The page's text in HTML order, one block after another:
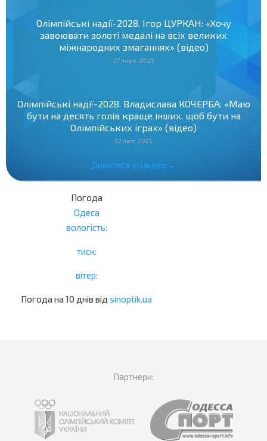
Олімпійські надії-2028. Ігор ЦУРКАН: «Хочу
завоювати золоті медалі на всіх великих
міжнародних змаганнях» (відео)
27 черв. 2025
Олімпійські надії-2028. Владислава КОЧЕРБА: «Маю
бути на десять голів краще інших, щоб бути на
Олімпійських іграх» (відео)
22 лют. 2025
Дивитися усі відео→
Погода
Одеса
вологість:
тиск:
вітер:
Погода на 10 днів від sinoptik.ua
Партнери: